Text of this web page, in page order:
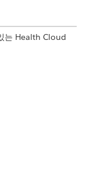
는 Health Cloud
을 연 다음,